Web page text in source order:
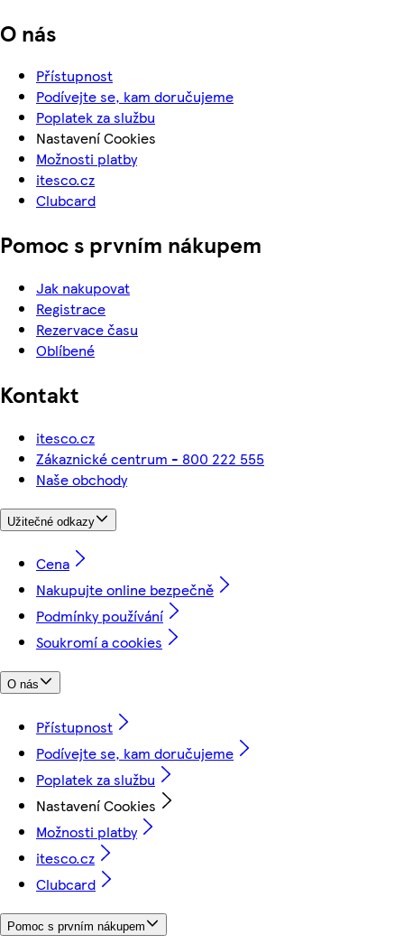
O nás
Přístupnost
Podívejte se, kam doručujeme
Poplatek za službu
Nastavení Cookies
Možnosti platby
itesco.cz
Clubcard
Pomoc s prvním nákupem
Jak nakupovat
Registrace
Rezervace času
Oblíbené
Kontakt
itesco.cz
Zákaznické centrum - 800 222 555
Naše obchody
Užitečné odkazy
Cena
Nakupujte online bezpečně
Podmínky používání
Soukromí a cookies
O nás
Přístupnost
Podívejte se, kam doručujeme
Poplatek za službu
Nastavení Cookies
Možnosti platby
itesco.cz
Clubcard
Pomoc s prvním nákupem